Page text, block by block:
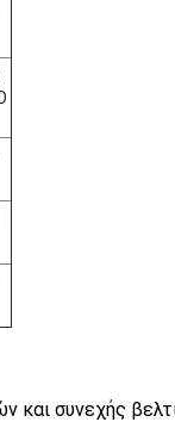
και συνεχής